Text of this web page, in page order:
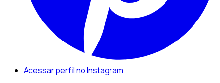
Acessar perfil no Instagram